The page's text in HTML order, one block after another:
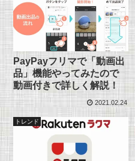
PayPayフリマで「動画出
品」機能やってみたので
動画付きで詳しく解説！
2021.02.24
トレンド